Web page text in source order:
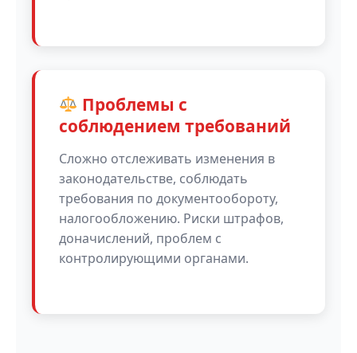
Проблемы с
соблюдением требований
Сложно отслеживать изменения в
законодательстве, соблюдать
требования по документообороту,
налогообложению. Риски штрафов,
доначислений, проблем с
контролирующими органами.